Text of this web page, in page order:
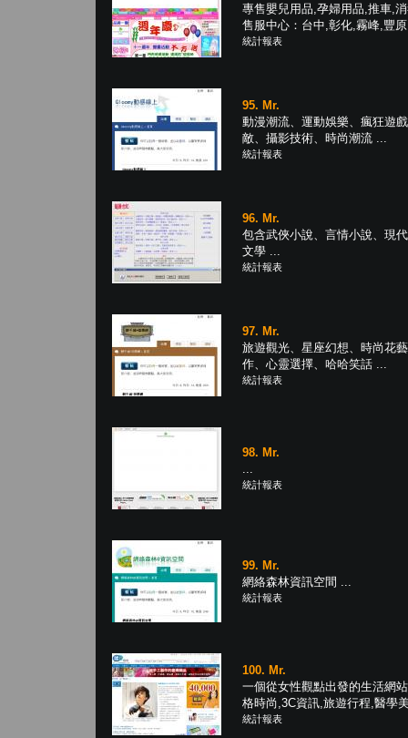
專售嬰兒用品,孕婦用品,推車,
售服中心：台中,彰化,霧峰,豐
統計報表
95. Mr.
動漫潮流、運動娛樂、瘋狂遊
敵、攝影技術、時尚潮流 ...
統計報表
96. Mr.
包含武俠小說、言情小說、現
文學 ...
統計報表
97. Mr.
旅遊觀光、星座幻想、時尚花
作、心靈選擇、哈哈笑話 ...
統計報表
98. Mr.
...
統計報表
99. Mr.
網絡森林資訊空間 ...
統計報表
100. Mr.
一個從女性觀點出發的生活網
格時尚,3C資訊,旅遊行程,醫學
統計報表